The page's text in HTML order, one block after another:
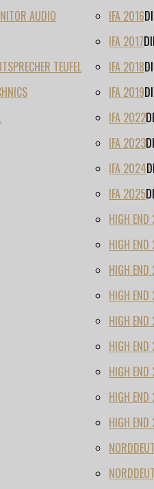
AUDIO
TEUFEL
IFA 2016
IFA 2017
IFA 2018
IFA 2019
IFA 2022
IFA 2023
IFA 2024
IFA 2025
HIGH
HIGH END
HIGH
HIGH
HIGH
HIGH
HIGH
HIGH
HIGH